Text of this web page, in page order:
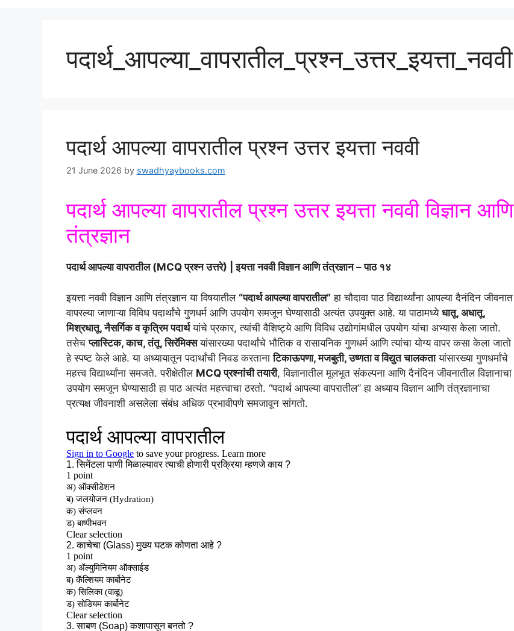
पदार्थ_आपल्या_वापरातील_प्रश्न_उत्तर_इयत्ता_नववी
पदार्थ आपल्या वापरातील प्रश्न उत्तर इयत्ता नववी
21 June 2026 by swadhyaybooks.com
पदार्थ आपल्या वापरातील प्रश्न उत्तर इयत्ता नववी विज्ञान आणि
तंत्रज्ञान
पदार्थ आपल्या वापरातील (MCQ प्रश्न उत्तरे) | इयत्ता नववी विज्ञान आणि तंत्रज्ञान – पाठ १४
इयत्ता नववी विज्ञान आणि तंत्रज्ञान या विषयातील “पदार्थ आपल्या वापरातील”हा चौदावा पाठ विद्यार्थ्यांना आपल्या दैनंदिन जीवनात
वापरल्या जाणाऱ्या विविध पदार्थांचे गुणधर्म आणि उपयोग समजून घेण्यासाठी अत्यंत उपयुक्त आहे. या पाठामध्ये धातू, अधातू,
मिश्रधातू, नैसर्गिक व कृत्रिम पदार्थयांचे प्रकार, त्यांची वैशिष्ट्ये आणि विविध उद्योगांमधील उपयोग यांचा अभ्यास केला जातो.
तसेचप्लास्टिक, काच, तंतू, सिरॅमिक्सयांसारख्या पदार्थांचे भौतिक व रासायनिक गुणधर्म आणि त्यांचा योग्य वापर कसा केला जातो
हे स्पष्ट केले आहे. या अध्यायातून पदार्थांची निवड करतानाटिकाऊपणा, मजबुती, उष्णता व विद्युत चालकतायांसारख्या गुणधर्मांचे
महत्त्व विद्यार्थ्यांना समजते. परीक्षेतील MCQ प्रश्नांची तयारी, विज्ञानातील मूलभूत संकल्पना आणि दैनंदिन जीवनातील विज्ञानाचा
उपयोग समजून घेण्यासाठी हा पाठ अत्यंत महत्त्वाचा ठरतो. “पदार्थ आपल्या वापरातील” हा अध्याय विज्ञान आणि तंत्रज्ञानाचा
प्रत्यक्ष जीवनाशी असलेला संबंध अधिक प्रभावीपणे समजावून सांगतो.